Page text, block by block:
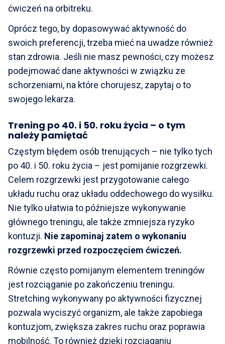
ćwiczeń na orbitreku.
Oprócz tego, by dopasowywać aktywność do
swoich preferencji, trzeba mieć na uwadze również
stan zdrowia. Jeśli nie masz pewności, czy możesz
podejmować dane aktywności w związku ze
schorzeniami, na które chorujesz, zapytaj o to
swojego lekarza.
Trening po 40. i 50. roku życia – o tym
należy pamiętać
Częstym błędem osób trenujących – nie tylko tych
po 40. i 50. roku życia – jest pomijanie rozgrzewki.
Celem rozgrzewki jest przygotowanie całego
układu ruchu oraz układu oddechowego do wysiłku.
Nie tylko ułatwia to późniejsze wykonywanie
głównego treningu, ale także zmniejsza ryzyko
kontuzji. Nie zapominaj zatem o wykonaniu
rozgrzewki przed rozpoczęciem ćwiczeń.
Równie często pomijanym elementem treningów
jest rozciąganie po zakończeniu treningu.
Stretching wykonywany po aktywności fizycznej
pozwala wyciszyć organizm, ale także zapobiega
kontuzjom, zwiększa zakres ruchu oraz poprawia
mobilność. To również dzięki rozciąganiu